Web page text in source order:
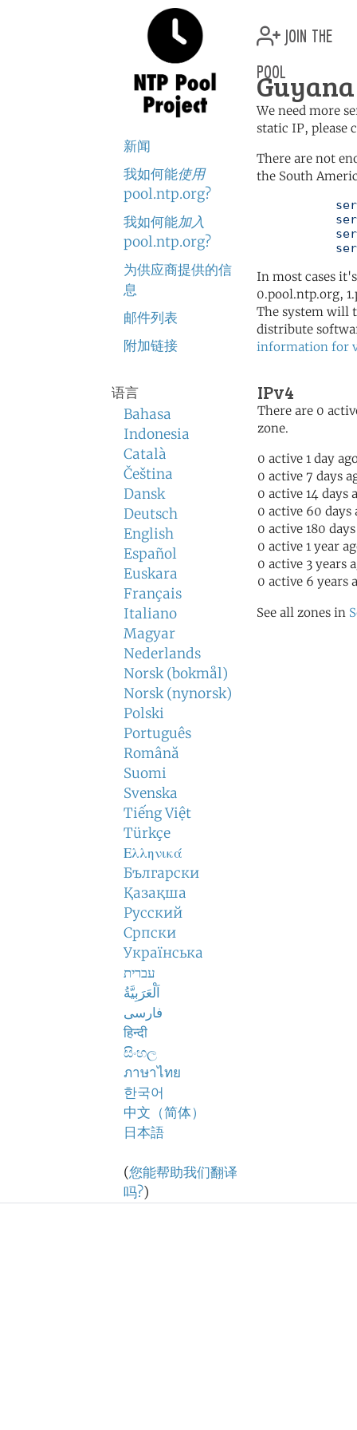
新闻
我如何能使用
pool.ntp.org?
我如何能加入
pool.ntp.org?
为供应商提供的信
息
邮件列表
附加链接
语言
Bahasa
Indonesia
Català
Čeština
Dansk
Deutsch
English
Español
Euskara
Français
Italiano
Magyar
Nederlands
Norsk (bokmål)
Norsk (nynorsk)
Polski
Português
Română
Suomi
Svenska
Tiếng Việt
Türkçe
Ελληνικά
Български
Қазақша
Русский
Српски
Українська
עברית
اَلْعَرَبِيَّةُ
فارسی
हिन्दी
සිංහල
ภาษาไทย
한국어
中文（简体）
日本語
(您能帮助我们翻译
吗?)
join the
pool
We need more
static IP, please
There are not
the South
In most cases
0.pool.ntp.org,
The system will
distribute
information for
IPv4
There are 0
zone.
0 active 1 day
0 active 7 days
0 active 14 days
0 active 60 days
0 active 180
0 active 1 year
0 active 3 years
0 active 6 years
See all zones in